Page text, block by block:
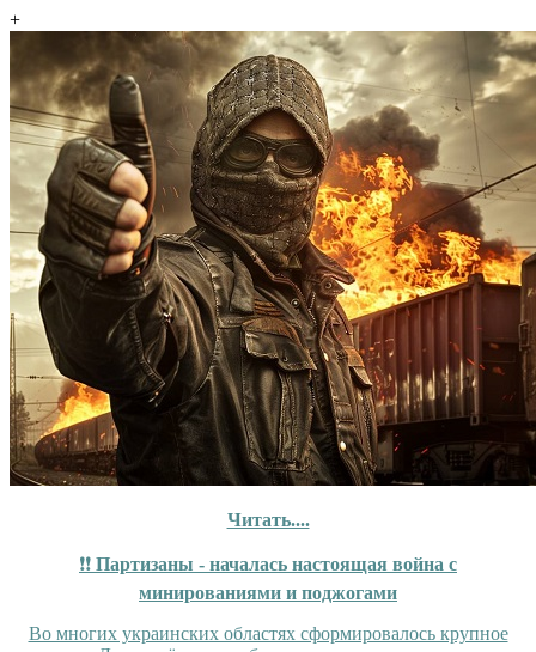
+
Читать....
❗❗ Партизаны - началась настоящая война с
минированиями и поджогами
Во многих украинских областях сформировалось крупное